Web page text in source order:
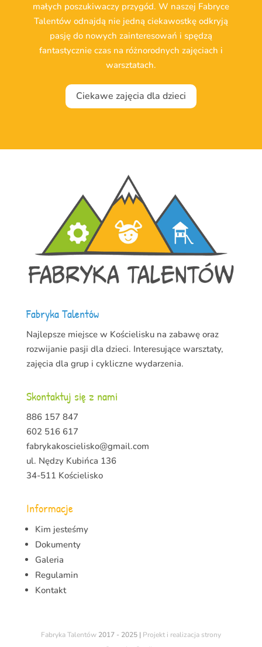
małych poszukiwaczy przygód. W naszej Fabryce
Talentów odnajdą nie jedną ciekawostkę odkryją
pasję do nowych zainteresowań i spędzą
fantastycznie czas na różnorodnych zajęciach i
warsztatach.
Ciekawe zajęcia dla dzieci
Fabryka Talentów
Najlepsze miejsce w Kościelisku na zabawę oraz
rozwijanie pasji dla dzieci. Interesujące warsztaty,
zajęcia dla grup i cykliczne wydarzenia.
Skontaktuj się z nami
886 157 847
602 516 617
fabrykakoscielisko@gmail.com
ul. Nędzy Kubińca 136
34-511 Kościelisko
Informacje
Kim jesteśmy
Dokumenty
Galeria
Regulamin
Kontakt
Fabryka Talentów2017 - 2025 | Projekt i realizacja strony